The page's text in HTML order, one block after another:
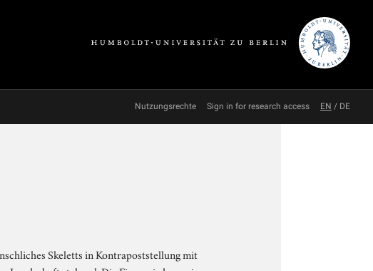
Nutzungsrechte Sign in for research access EN / DE
Skeletts in Kontrapoststellung mit